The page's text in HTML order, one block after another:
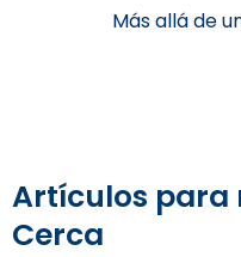
Más allá de
Artículos para
Cerca